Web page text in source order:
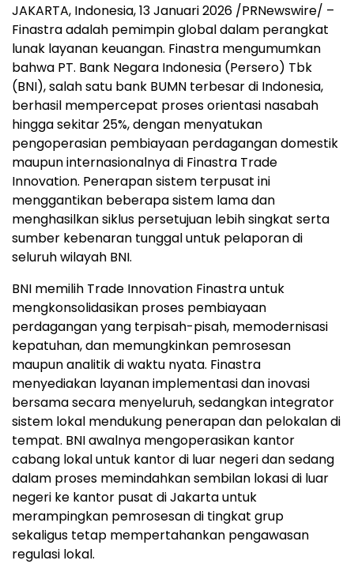
JAKARTA, Indonesia,13 Januari 2026 /PRNewswire/ –
Finastra adalah pemimpin global dalam perangkat
lunak layanan keuangan. Finastra mengumumkan
bahwa PT. Bank Negara Indonesia (Persero) Tbk
(BNI), salah satu bank BUMN terbesar di Indonesia,
berhasil mempercepat proses orientasi nasabah
hingga sekitar 25%, dengan menyatukan
pengoperasian pembiayaan perdagangan domestik
maupun internasionalnya di Finastra Trade
Innovation. Penerapan sistem terpusat ini
menggantikan beberapa sistem lama dan
menghasilkan siklus persetujuan lebih singkat serta
sumber kebenaran tunggal untuk pelaporan di
seluruh wilayah BNI.
BNI memilih Trade Innovation Finastra untuk
mengkonsolidasikan proses pembiayaan
perdagangan yang terpisah-pisah, memodernisasi
kepatuhan, dan memungkinkan pemrosesan
maupun analitik di waktu nyata. Finastra
menyediakan layanan implementasi dan inovasi
bersama secara menyeluruh, sedangkan integrator
sistem lokal mendukung penerapan dan pelokalan di
tempat. BNI awalnya mengoperasikan kantor
cabang lokal untuk kantor di luar negeri dan sedang
dalam proses memindahkan sembilan lokasi di luar
negeri ke kantor pusat di Jakarta untuk
merampingkan pemrosesan di tingkat grup
sekaligus tetap mempertahankan pengawasan
regulasi lokal.